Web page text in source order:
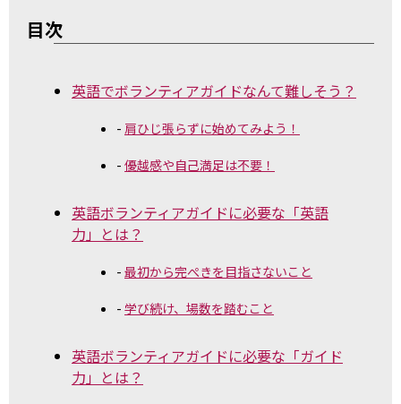
目次
英語でボランティアガイドなんて難しそう？
肩ひじ張らずに始めてみよう！
優越感や自己満足は不要！
英語ボランティアガイドに必要な「英語
力」とは？
最初から完ぺきを目指さないこと
学び続け、場数を踏むこと
英語ボランティアガイドに必要な「ガイド
力」とは？